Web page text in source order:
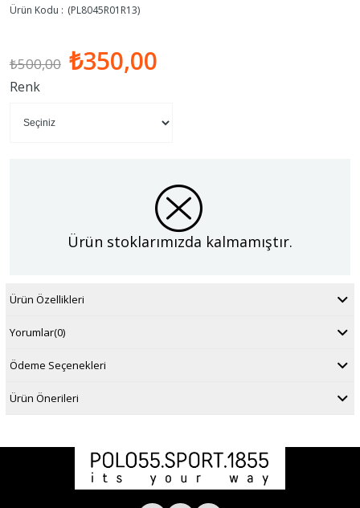
(PL8045R01R13)
₺500,00 ₺350,00
Renk
Ürün stoklarımızda kalmamıştır.
Ürün Özellikleri
Yorumlar(0)
Ödeme Seçenekleri
Ürün Önerileri